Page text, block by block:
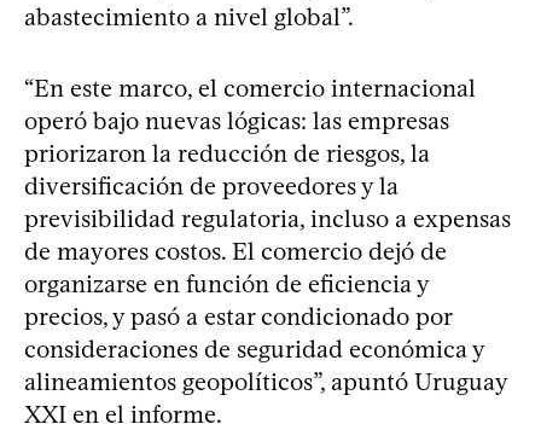
abastecimiento a nivel global”.
“En este marco, el comercio internacional
operó bajo nuevas lógicas: las empresas
priorizaron la reducción de riesgos, la
diversificación de proveedores y la
previsibilidad regulatoria, incluso a expensas
de mayores costos. El comercio dejó de
organizarse en función de eficiencia y
precios, y pasó a estar condicionado por
consideraciones de seguridad económica y
alineamientos geopolíticos”, apuntó Uruguay
XXI en el informe.